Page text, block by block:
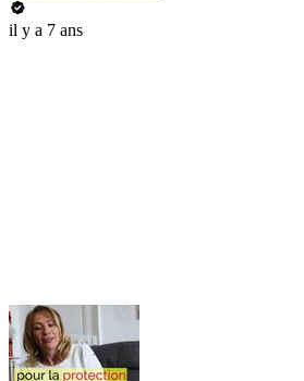
il y a 7 ans